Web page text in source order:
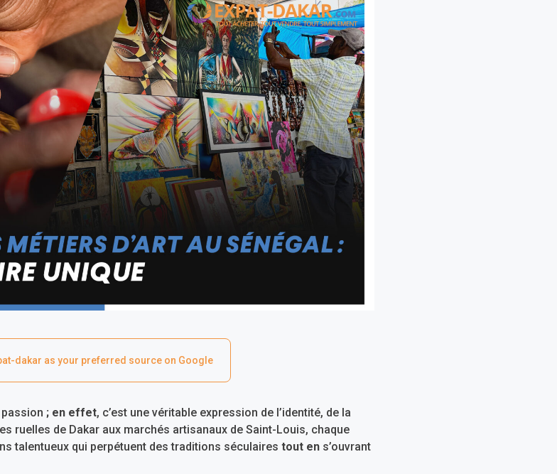
dakar as your preferred source on Google
passion ; en effet, c’est une véritable expression de l’identité, de la
ruelles de Dakar aux marchés artisanaux de Saint-Louis, chaque
talentueux qui perpétuent des traditions séculaires tout ens’ouvrant